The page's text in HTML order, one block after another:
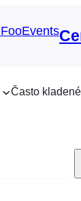
Často